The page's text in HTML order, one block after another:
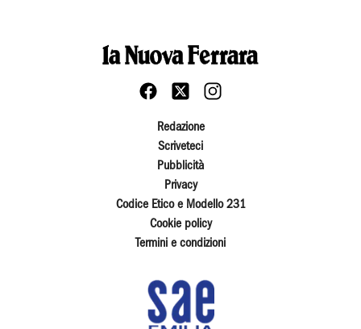
Redazione
Scriveteci
Pubblicità
Privacy
Codice Etico e Modello 231
Cookie policy
Termini e condizioni